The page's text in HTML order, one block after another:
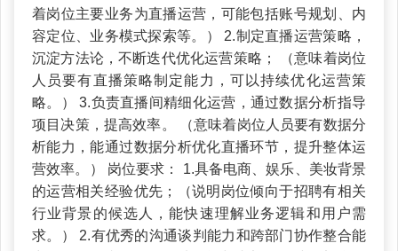
着岗位主要业务为直播运营，可能包括账号规划、内
容定位、业务模式探索等。） 2.制定直播运营策略，
沉淀方法论，不断迭代优化运营策略； （意味着岗位
人员要有直播策略制定能力，可以持续优化运营策
略。） 3.负责直播间精细化运营，通过数据分析指导
项目决策，提高效率。 （意味着岗位人员要有数据分
析能力，能通过数据分析优化直播环节，提升整体运
营效率。） 岗位要求： 1.具备电商、娱乐、美妆背景
的运营相关经验优先；（说明岗位倾向于招聘有相关
行业背景的候选人，能快速理解业务逻辑和用户需
求。） 2.有优秀的沟通谈判能力和跨部门协作整合能